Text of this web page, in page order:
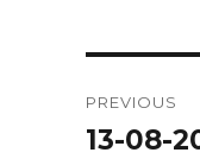
PREVIOUS
Previous
13-08-